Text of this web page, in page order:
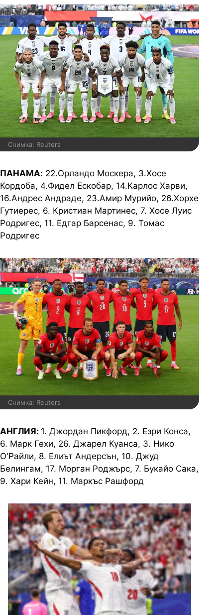
Снимка: Reuters
ПАНАМА: 22.Орландо Москера, 3.Хосе
Кордоба, 4.Фидел Ескобар, 14.Карлос Харви,
16.Андрес Андраде, 23.Амир Мурийо, 26.Хорхе
Гутиерес, 6. Кристиан Мартинес, 7. Хосе Луис
Родригес, 11. Едгар Барсенас, 9. Томас
Родригес
Снимка: Reuters
АНГЛИЯ: 1. Джордан Пикфорд, 2. Езри Конса,
6. Марк Гехи, 26. Джарел Куанса, 3. Нико
О'Райли, 8. Елиът Андерсън, 10. Джуд
Белингам, 17. Морган Роджърс, 7. Букайо Сака,
9. Хари Кейн, 11. Маркъс Рашфорд